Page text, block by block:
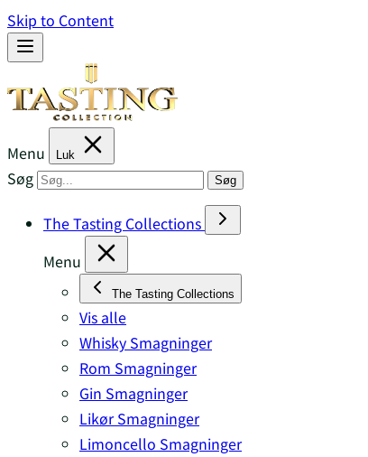
Skip to Content
Menu Luk
Søg Søg
The Tasting Collections
Menu
The Tasting Collections
Vis alle
Whisky Smagninger
Rom Smagninger
Gin Smagninger
Likør Smagninger
Limoncello Smagninger